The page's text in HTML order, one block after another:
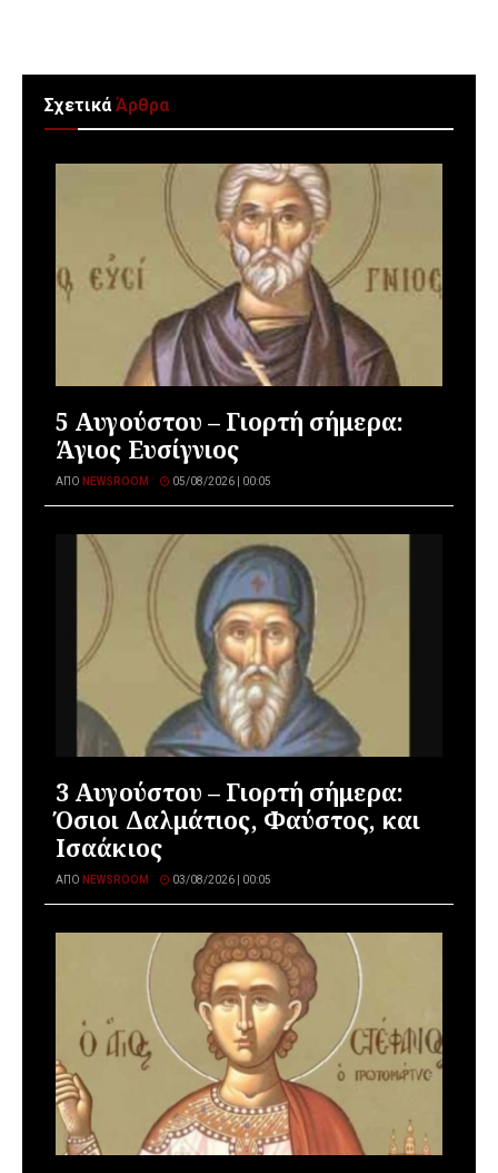
ΣχετικάΆρθρα
5 Αυγούστου – Γιορτή σήμερα:
Άγιος Ευσίγνιος
ΑΠΌ NEWSROOM 05/08/2026 | 00:05
3 Αυγούστου – Γιορτή σήμερα:
Όσιοι Δαλμάτιος, Φαύστος, και
Ισαάκιος
ΑΠΌ NEWSROOM 03/08/2026 | 00:05